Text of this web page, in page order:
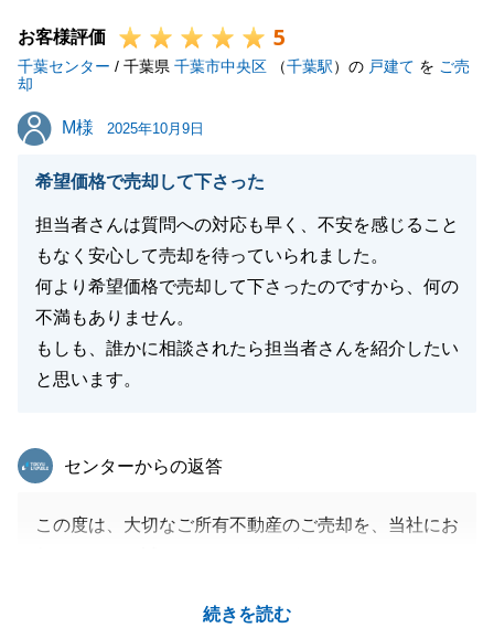
どうぞよろしくお願いいたします。
お客様評価 5
千葉センター / 千葉県 千葉市中央区 （千葉駅）の 戸建て を ご売
却
M様
M様 2025年10月9日
希望価格で売却して下さった
担当者さんは質問への対応も早く、不安を感じること
もなく安心して売却を待っていられました。
何より希望価格で売却して下さったのですから、何の
不満もありません。
もしも、誰かに相談されたら担当者さんを紹介したい
と思います。
続きを読む
東急リバブル
センターからの返答
この度は、大切なご所有不動産のご売却を、当社にお
今後とも、当社にお手伝いできることがございました